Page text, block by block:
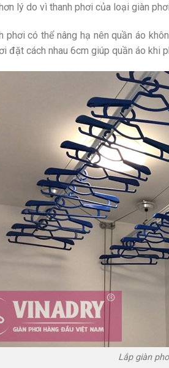
lý do vì thanh phơi của loại giàn
phơi có thể nâng hạ nên quần áo
đặt cách nhau 6cm giúp quần áo khi
Lắp giàn